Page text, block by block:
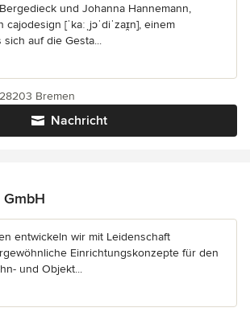
und Johanna Hannemann,
[ˈkaːˌjɔˈdiˈzaɪ̯n], einem
auf die Gesta...
Nachricht
Bremen
entwickeln wir mit Leidenschaft
Einrichtungskonzepte für den
und Objekt...